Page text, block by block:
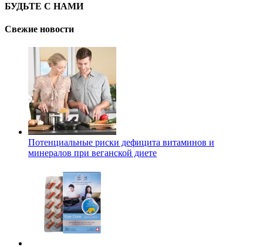
БУДЬТЕ С НАМИ
Свежие новости
Потенциальные риски дефицита витаминов и
минералов при веганской диете